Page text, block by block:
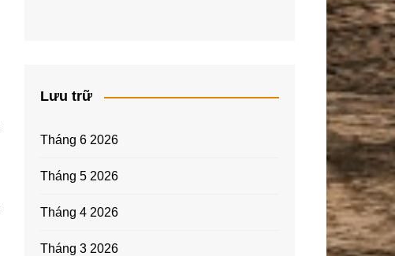
Lưu trữ
Tháng 6 2026
Tháng 5 2026
Tháng 4 2026
Tháng 3 2026